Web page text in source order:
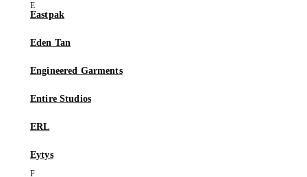
Eastpak
Eden Tan
Engineered Garments
Entire Studios
ERL
Eytys